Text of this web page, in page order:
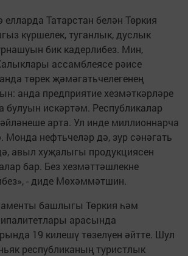
елларда Татарстан белән Төркия
күршелек, туганлык, дуслык
бик кадерлибез. Мин,
ассамблеясе рәисе
төрек җәмәгатьчелегенең
анда предприятие хезмәткәрләре
булуын искәртәм. Республикалар
арта. Ул инде миллионнарча
Монда нефтьчеләр дә, зур сәнәгать
авыл хуҗалыгы продукциясен
бар. Без хезмәттәшлекне
- диде Мөхәммәтшин.
башлыгы Төркия һәм
арасында
19 килешү төзелүен әйтте. Шул
республиканың туристлык